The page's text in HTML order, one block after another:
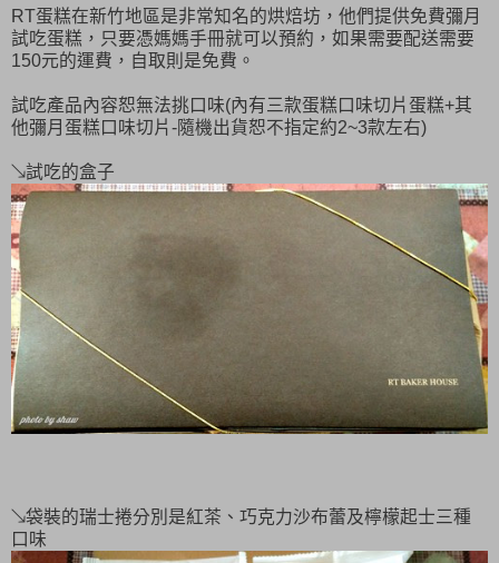
RT蛋糕在新竹地區是非常知名的烘焙坊，他們提供免費彌月
試吃蛋糕，只要憑媽媽手冊就可以預約，如果需要配送需要
150元的運費，自取則是免費。
試吃產品內容恕無法挑口味(內有三款蛋糕口味切片蛋糕+其
他彌月蛋糕口味切片-隨機出貨恕不指定約2~3款左右)
↘試吃的盒子
↘袋裝的瑞士捲分別是紅茶、巧克力沙布蕾及檸檬起士三種
口味